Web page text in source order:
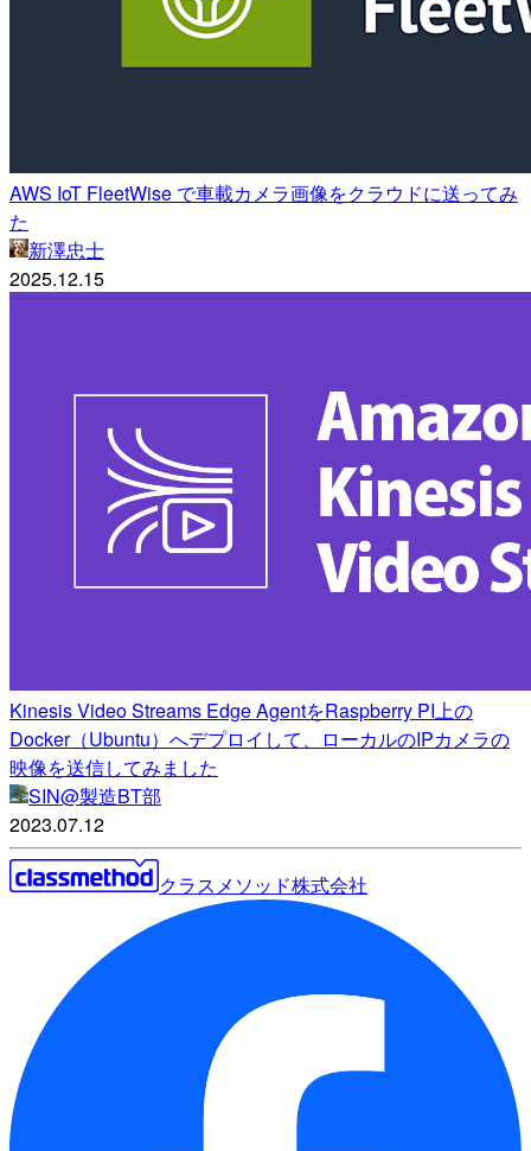
AWS IoT FleetWise で車載カメラ画像をクラウドに送ってみ
た
新澤忠士
2025.12.15
Kinesis Video Streams Edge AgentをRaspberry PI上の
Docker（Ubuntu）へデプロイして、ローカルのIPカメラの
映像を送信してみました
SIN@製造BT部
2023.07.12
クラスメソッド株式会社